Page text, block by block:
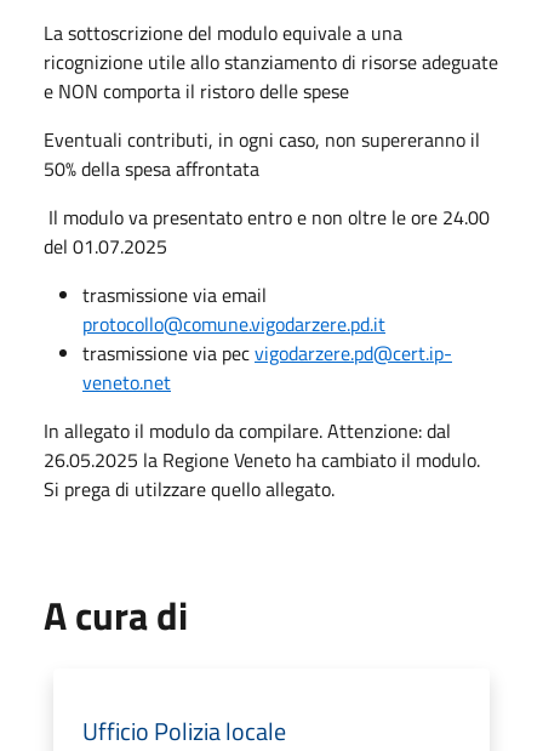
La sottoscrizione del modulo equivale a una
ricognizione utile allo stanziamento di risorse adeguate
e NON comporta il ristoro delle spese
Eventuali contributi, in ogni caso, non supereranno il
50% della spesa affrontata
Il modulo va presentato entro e non oltre le ore 24.00
del 01.07.2025
trasmissione via email
protocollo@comune.vigodarzere.pd.it
trasmissione via pecvigodarzere.pd@cert.ip-
veneto.net
In allegato il modulo da compilare. Attenzione: dal
26.05.2025 la Regione Veneto ha cambiato il modulo.
Si prega di utilzzare quello allegato.
A cura di
Ufficio Polizia locale